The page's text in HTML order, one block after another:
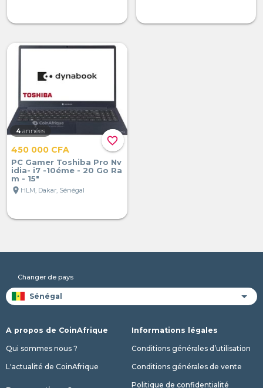
favorite_border
4 années
450 000 CFA
PC Gamer Toshiba Pro Nv
idia- i7 -10éme - 20 Go Ra
m - 15"
location_on HLM, Dakar, Sénégal
Changer de pays
A propos de CoinAfrique
Qui sommes nous ?
L'actualité de CoinAfrique
Informations légales
Conditions générales d’utilisation
Conditions générales de vente
Politique de confidentialité